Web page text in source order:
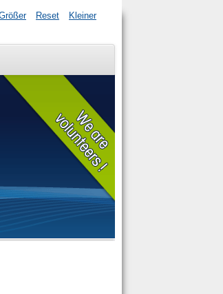
Reset Kleiner